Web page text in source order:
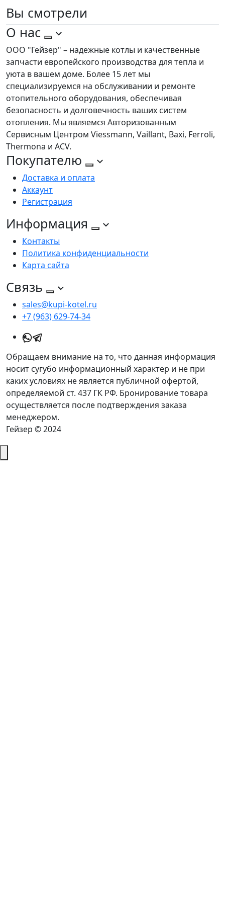
Вы смотрели
О нас
ООО "Гейзер" – надежные котлы и качественные
запчасти европейского производства для тепла и
уюта в вашем доме. Более 15 лет мы
специализируемся на обслуживании и ремонте
отопительного оборудования, обеспечивая
безопасность и долговечность ваших систем
отопления. Мы являемся Авторизованным
Сервисным Центром Viessmann, Vaillant, Baxi, Ferroli,
Thermona и ACV.
Покупателю
Доставка и оплата
Аккаунт
Регистрация
Информация
Контакты
Политика конфиденциальности
Карта сайта
Связь
sales@kupi-kotel.ru
+7 (963) 629-74-34
Обращаем внимание на то, что данная информация
носит сугубо информационный характер и не при
каких условиях не является публичной офертой,
определяемой ст. 437 ГК РФ. Бронирование товара
осуществляется после подтверждения заказа
менеджером.
Гейзер © 2024